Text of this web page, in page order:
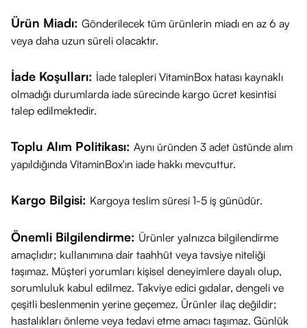
desteklemek için:
Dışarıdan: Uygulama sonrası mutlaka yüksek faktörlü bir
İçeriden: Celloxy Silicamineral takviyesi ile kolajen
sentezini destekleyerek cilt elastikiyetine katkıda
bulunabilirsiniz.
veya asit hassasiyetiniz varsa kullanmadan önce bir uzmana
danışmanız önerilir.
Ürün Miadı: Gönderilecek tüm ürünlerin miadı en az 6 ay
veya daha uzun süreli olacaktır.
İade Koşulları: İade talepleri VitaminBox hatası kaynaklı
olmadığı durumlarda iade sürecinde kargo ücret kesintisi
talep edilmektedir.
Toplu Alım Politikası: Aynı üründen 3 adet üstünde alım
yapıldığında VitaminBox'ın iade hakkı mevcuttur.
Kargo Bilgisi: Kargoya teslim süresi 1-5 iş günüdür.
Önemli Bilgilendirme: Ürünler yalnızca bilgilendirme
amaçlıdır; kullanımına dair taahhüt veya tavsiye niteliği
taşımaz. Müşteri yorumları kişisel deneyimlere dayalı olup,
sorumluluk kabul edilmez. Takviye edici gıdalar, dengeli ve
çeşitli beslenmenin yerine geçemez. Ürünler ilaç değildir;
hastalıkları önleme veya tedavi etme amacı taşımaz. Günlük